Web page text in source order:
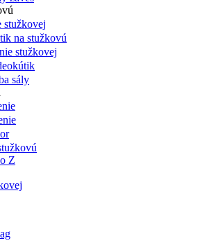
stužkovej
na stužkovú
stužkovej
sály
Z